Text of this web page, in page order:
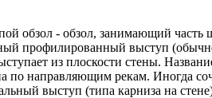
обзол - обзол, занимающий
профилированный выступ
из плоскости стены.
по направляющим рекам. Иногда
выступ (типа карниза на